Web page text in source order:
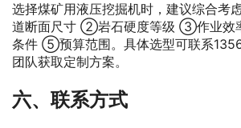
选择煤矿用液压挖掘机时，建议综合
道断面尺寸 ②岩石硬度等级 ③作业效
条件 ⑤预算范围。具体选型可联系
团队获取定制方案。
六、联系方式